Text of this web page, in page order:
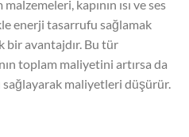
kapının ısı ve ses
enerji tasarrufu sağlamak
bir avantajdır. Bu tür
toplam maliyetini artırsa da
maliyetleri düşürür.